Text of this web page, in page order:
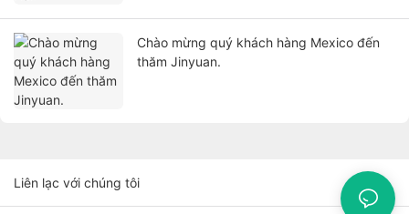
Chào mừng quý khách hàng Mexico đến
thăm Jinyuan.
Liên lạc với chúng tôi